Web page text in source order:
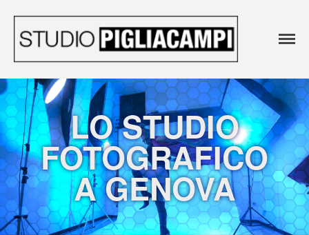
Home Agenzia
Agenzia Pubblicitaria
Realizzazione siti web
professionali
Affissioni Pubblicitarie Genova
Studio Fotografico
Instagram
Noleggio Sala Posa
Contattaci
Agenzia
e Studio
STUDIO
Fotografico
LO STUDIO
FOTOGRAFICO
A GENOVA